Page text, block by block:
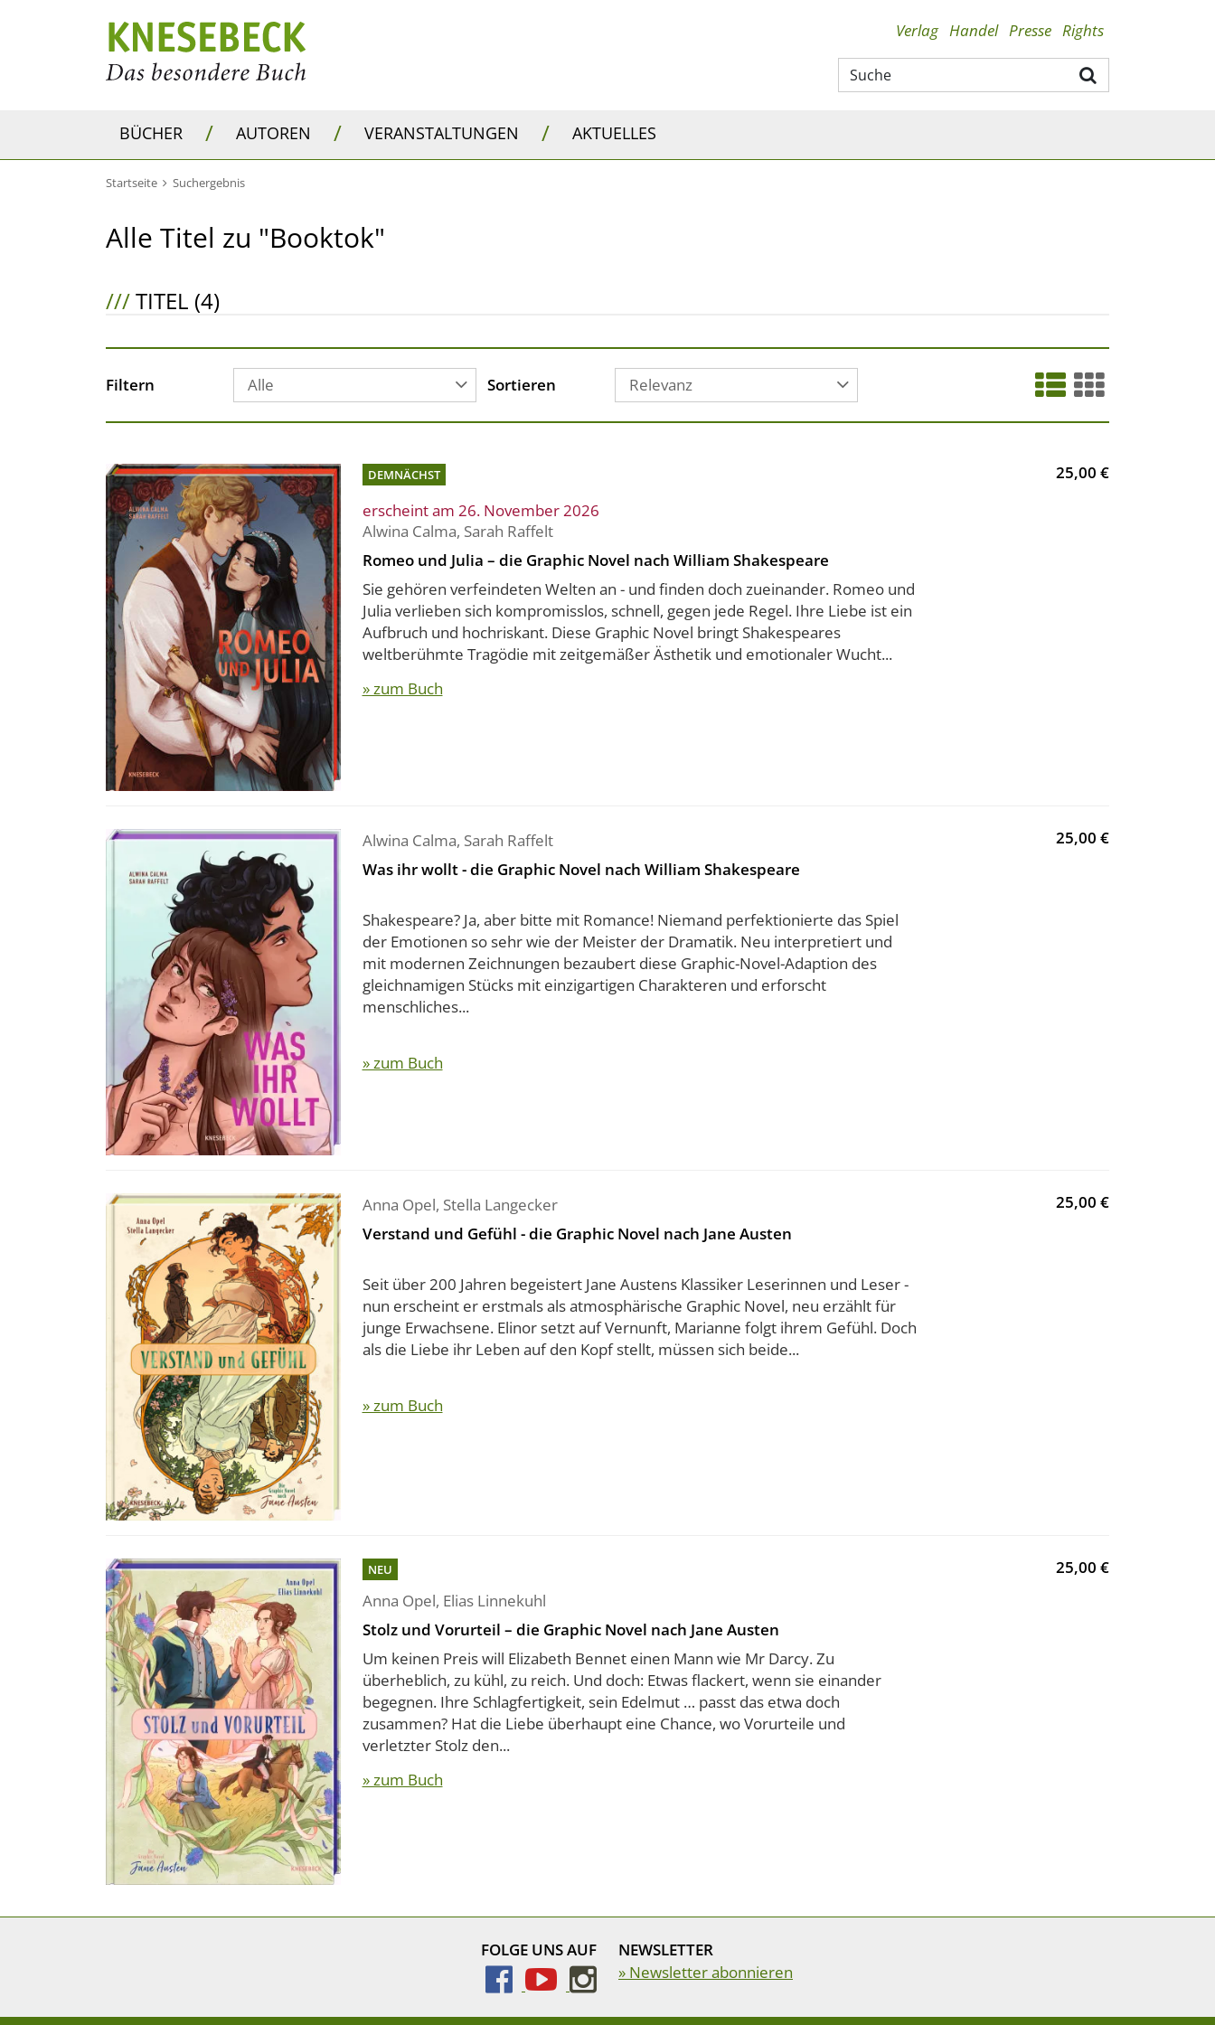
Verlag Handel Presse Rights
BÜCHER / AUTOREN / VERANSTALTUNGEN / AKTUELLES
Startseite Suchergebnis
Alle Titel zu "Booktok"
///TITEL (4)
Filtern Alle Sortieren Relevanz
DEMNÄCHST
erscheint am 26. November 2026
Alwina Calma, Sarah Raffelt
Romeo und Julia – die Graphic Novel nach William Shakespeare
Sie gehören verfeindeten Welten an - und finden doch zueinander. Romeo und
Julia verlieben sich kompromisslos, schnell, gegen jede Regel. Ihre Liebe ist ein
Aufbruch und hochriskant. Diese Graphic Novel bringt Shakespeares
weltberühmte Tragödie mit zeitgemäßer Ästhetik und emotionaler Wucht...
» zum Buch
25,00 €
Alwina Calma, Sarah Raffelt
Was ihr wollt - die Graphic Novel nach William Shakespeare
Shakespeare? Ja, aber bitte mit Romance! Niemand perfektionierte das Spiel
der Emotionen so sehr wie der Meister der Dramatik. Neu interpretiert und
mit modernen Zeichnungen bezaubert diese Graphic-Novel-Adaption des
gleichnamigen Stücks mit einzigartigen Charakteren und erforscht
menschliches...
» zum Buch
25,00 €
Anna Opel, Stella Langecker
Verstand und Gefühl - die Graphic Novel nach Jane Austen
Seit über 200 Jahren begeistert Jane Austens Klassiker Leserinnen und Leser -
nun erscheint er erstmals als atmosphärische Graphic Novel, neu erzählt für
junge Erwachsene. Elinor setzt auf Vernunft, Marianne folgt ihrem Gefühl. Doch
als die Liebe ihr Leben auf den Kopf stellt, müssen sich beide...
» zum Buch
25,00 €
NEU
Anna Opel, Elias Linnekuhl
Stolz und Vorurteil – die Graphic Novel nach Jane Austen
Um keinen Preis will Elizabeth Bennet einen Mann wie Mr Darcy. Zu
überheblich, zu kühl, zu reich. Und doch: Etwas flackert, wenn sie einander
begegnen. Ihre Schlagfertigkeit, sein Edelmut … passt das etwa doch
zusammen? Hat die Liebe überhaupt eine Chance, wo Vorurteile und
verletzter Stolz den...
» zum Buch
25,00 €
FOLGE UNS AUF
NEWSLETTER
» Newsletter abonnieren